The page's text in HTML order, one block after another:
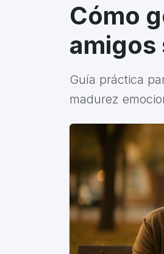
Cómo
amigos
Guía práctica
madurez